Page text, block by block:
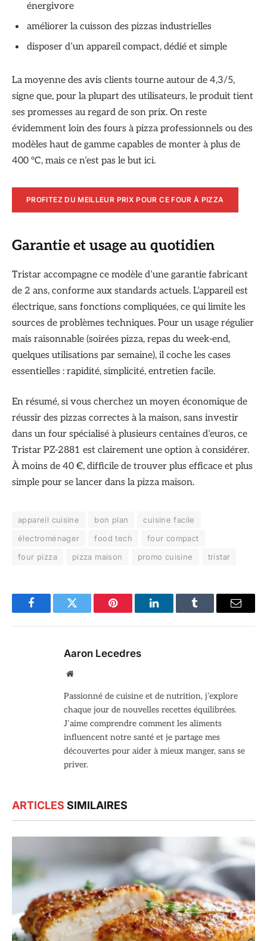
énergivore
améliorer la cuisson des pizzas industrielles
disposer d’un appareil compact, dédié et simple
La moyenne des avis clients tourne autour de 4,3/5,
signe que, pour la plupart des utilisateurs, le produit tient
ses promesses au regard de son prix. On reste
évidemment loin des fours à pizza professionnels ou des
modèles haut de gamme capables de monter à plus de
400 °C, mais ce n’est pas le but ici.
PROFITEZ DU MEILLEUR PRIX POUR CE FOUR À PIZZA
Garantie et usage au quotidien
Tristar accompagne ce modèle d’une garantie fabricant
de 2 ans, conforme aux standards actuels. L’appareil est
électrique, sans fonctions compliquées, ce qui limite les
sources de problèmes techniques. Pour un usage régulier
mais raisonnable (soirées pizza, repas du week-end,
quelques utilisations par semaine), il coche les cases
essentielles : rapidité, simplicité, entretien facile.
En résumé, si vous cherchez un moyen économique de
réussir des pizzas correctes à la maison, sans investir
dans un four spécialisé à plusieurs centaines d’euros, ce
Tristar PZ-2881 est clairement une option à considérer.
À moins de 40 €, difficile de trouver plus efficace et plus
simple pour se lancer dans la pizza maison.
appareil cuisine bon plan
cuisine facile
électroménager
food tech
four compact
four pizza
pizza maison promo cuisine tristar
FacebookTwitter Pinterest LinkedInTumblr Email
Aaron Lecedres
Site
Passionné de cuisine et de nutrition, j’explore
chaque jour de nouvelles recettes équilibrées.
J’aime comprendre comment les aliments
influencent notre santé et je partage mes
découvertes pour aider à mieux manger, sans se
priver.
ARTICLES SIMILAIRES